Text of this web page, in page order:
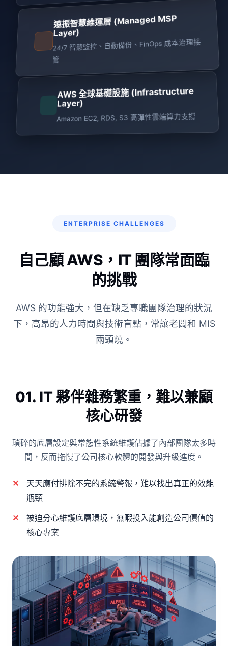
遠振智慧維運層 (Managed MSP
Layer)
24/7 智慧監控、自動備份、FinOps 成本治理接
管
AWS 全球基礎設施 (Infrastructure
Layer)
Amazon EC2, RDS, S3 高彈性雲端算力支撐
ENTERPRISE CHALLENGES
自己顧 AWS，IT 團隊常面臨
的挑戰
AWS 的功能強大，但在缺乏專職團隊治理的狀況
下，高昂的人力時間與技術盲點，常讓老闆和 MIS
兩頭燒。
01. IT 夥伴雜務繁重，難以兼顧
核心研發
瑣碎的底層設定與常態性系統維護佔據了內部團隊太多時
間，反而拖慢了公司核心軟體的開發與升級進度。
天天應付排除不完的系統警報，難以找出真正的效能
瓶頸
被迫分心維護底層環境，無暇投入能創造公司價值的
核心專案